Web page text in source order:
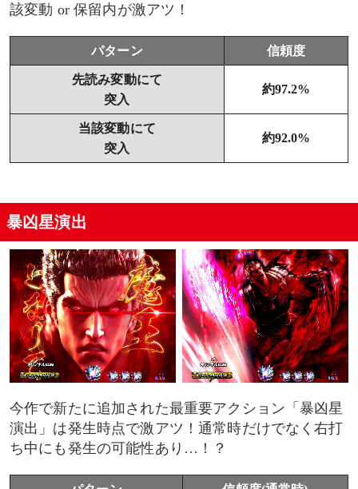
該変動 or 保留内が激アツ！
パターン 信頼度
先読み変動にて
突入
約97.2%
当該変動にて
突入
約92.0%
暴凶星演出
今作で新たに追加された最重要アクション「暴凶星
演出」は発生時点で激アツ！通常時だけでなく右打
ち中にも発生の可能性あり…！？